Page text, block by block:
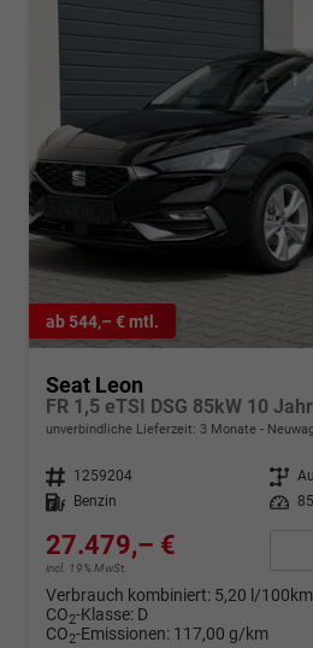
ab 544,– € mtl.
Seat Leon
FR 1,5 eTSI DSG 85kW 10
unverbindliche Lieferzeit: 3 Monate
Fahrzeugnr. 1259204 Getriebe
Kraftstoff
Benzin Leistung
27.479,– €
incl. 19% MwSt.
Verbrauch kombiniert: 5,20 l/100km
CO2-Klasse: D
CO2-Emissionen: 117,00 g/km